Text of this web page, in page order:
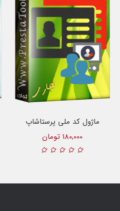
ماژول کد ملی پرستاشاپ
180,000 تومان